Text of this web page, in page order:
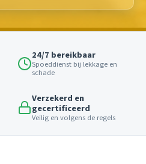
24/7 bereikbaar
Spoeddienst bij lekkage en
schade
Verzekerd en
gecertificeerd
Veilig en volgens de regels